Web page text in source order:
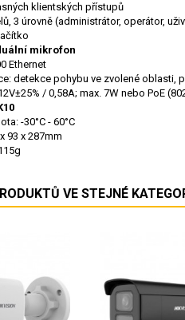
klientských přístupů
3 úrovně (administrátor, operátor,
mikrofon
Ethernet
detekce pohybu ve zvolené
/ 0,58A; max. 7W nebo PoE
-30°C - 60°C
93 x 287mm
VE STEJNÉ